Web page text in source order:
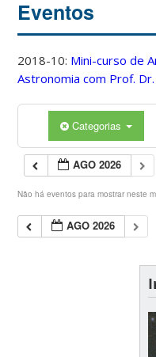
Eventos
2018-10: Mini-curso de
Astronomia com Prof.
Categorias
AGO 2026
Não há eventos para mostrar neste
AGO 2026